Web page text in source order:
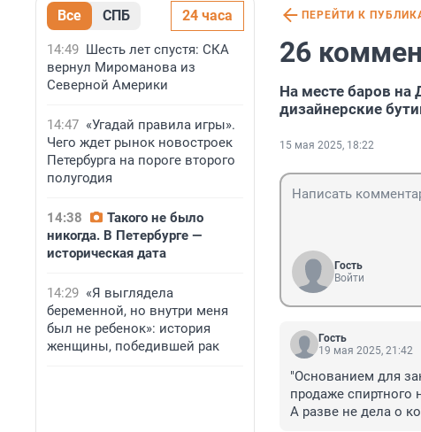
Все СПБ 24 часа
14:49 Шесть лет спустя: СКА
вернул Мироманова из
Северной Америки
14:47 «Угадай правила игры».
Чего ждет рынок новостроек
Петербурга на пороге второго
полугодия
14:38
Такого не было
никогда. В Петербурге —
историческая дата
14:29 «Я выглядела
беременной, но внутри меня
был не ребенок»: история
женщины, победившей рак
ПЕРЕЙТИ К
26
На месте баров
дизайнерские
15 мая 2025, 18:22
Гость
Войти
Гость
19 мая 2025, 21:42
"Основанием для
продаже спиртного
А разве не дела о